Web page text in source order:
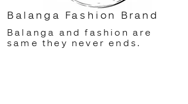
Balanga Fashion Brand
Balanga and fashion are
same they never ends.